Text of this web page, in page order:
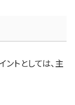
トとしては、主